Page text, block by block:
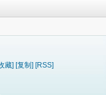
藏] [复制] [RSS]